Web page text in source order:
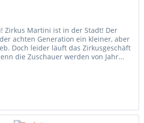
Zirkus Martini ist in der Stadt! Der
achten Generation ein kleiner, aber
Doch leider läuft das Zirkusgeschäft
die Zuschauer werden von Jahr...